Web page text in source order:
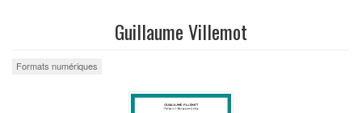
Guillaume Villemot
Formats numériques